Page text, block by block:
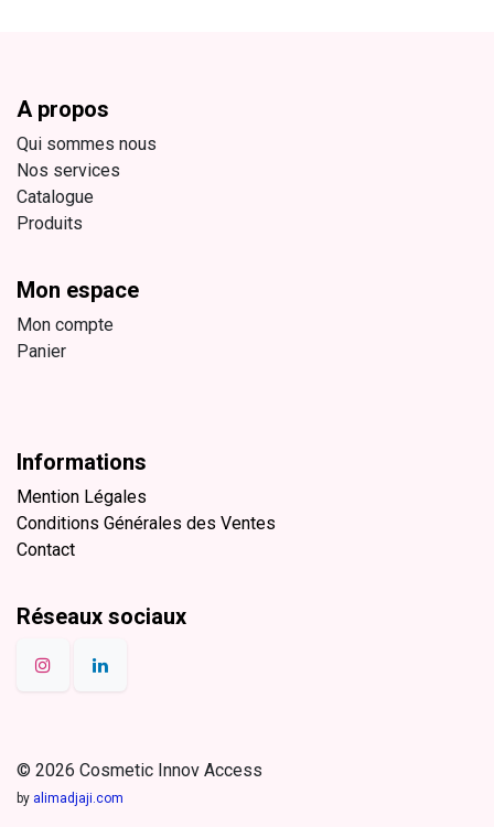
A propos
Qui sommes nous
Nos services
Catalogue
Produits
Mon espace
Mon compte
Panier
Informations
Mention Légales
Conditions Générales des Ventes
Contact
Réseaux sociaux
© 2026 Cosmetic Innov Access
by alimadjaji.com